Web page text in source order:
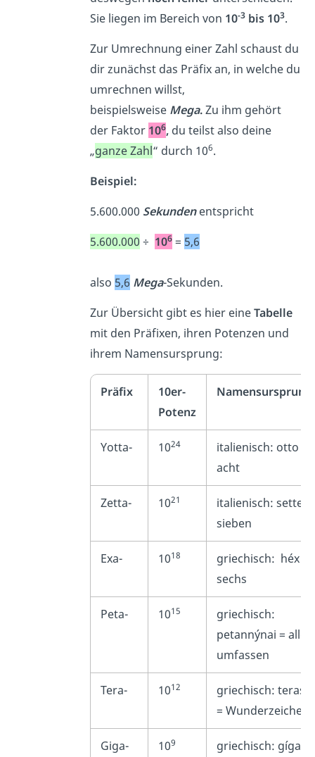
Sie liegen im Bereich von 10-3 bis 103.
Zur Umrechnung einer Zahl schaust du
dir zunächst das Präfix an, in welche du
umrechnen willst,
beispielsweise Mega.Zu ihm gehört
der Faktor 106, du teilst also deine
„ganze Zahl“ durch 106.
Beispiel:
5.600.000 Sekunden entspricht
5.600.000 ÷ 106 = 5,6
also 5,6 Mega-Sekunden.
Zur Übersicht gibt es hier eineTabelle
mit den Präfixen, ihren Potenzen und
ihrem Namensursprung:
Präfix
10er-
Potenz
Namensursprung
Yotta- 1024 italienisch: otto
acht
Zetta- 1021 italienisch:sette
sieben
Exa- 1018 griechisch: héx
sechs
Peta- 1015
griechisch:
petannýnai = alles
umfassen
Tera- 1012
griechisch: teras
= Wunderzeichen
Giga- 109
griechisch: gígas